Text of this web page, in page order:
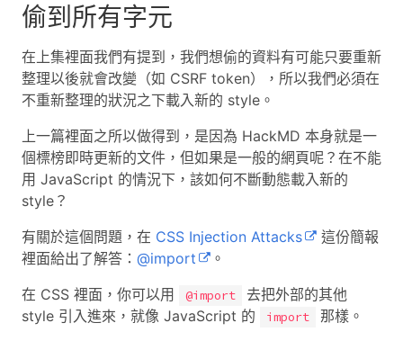
偷到所有字元
在上集裡面我們有提到，我們想偷的資料有可能只要重新
整理以後就會改變（如 CSRF token），所以我們必須在
不重新整理的狀況之下載入新的 style。
上一篇裡面之所以做得到，是因為 HackMD 本身就是一
個標榜即時更新的文件，但如果是一般的網頁呢？在不能
用 JavaScript 的情況下，該如何不斷動態載入新的
style？
有關於這個問題，在 CSS Injection Attacks
這份簡報
裡面給出了解答： @import
。
在 CSS 裡面，你可以用
@import
去把外部的其他
style 引入進來，就像 JavaScript 的
import
那樣。